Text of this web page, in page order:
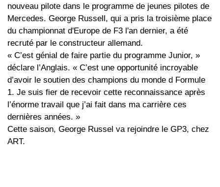
nouveau pilote dans le programme de jeunes pilotes de
Mercedes. George Russell, qui a pris la troisième place
du championnat d'Europe de F3 l'an dernier, a été
recruté par le constructeur allemand.
« C’est génial de faire partie du programme Junior, »
déclare l’Anglais. « C’est une opportunité incroyable
d’avoir le soutien des champions du monde d Formule
1. Je suis fier de recevoir cette reconnaissance après
l’énorme travail que j’ai fait dans ma carrière ces
dernières années. »
Cette saison, George Russel va rejoindre le GP3, chez
ART.